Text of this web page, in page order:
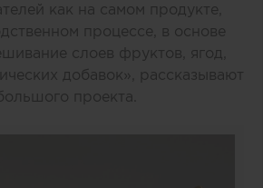
как на самом продукте,
процессе, в основе
слоев фруктов, ягод,
добавок», рассказывают
проекта.